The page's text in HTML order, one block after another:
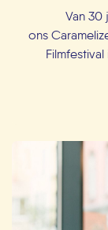
Van 30
ons